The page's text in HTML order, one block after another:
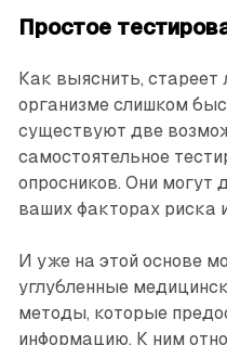
Простое
Как выяснить, стареет
организме слишком
существуют две
самостоятельное
опросников. Они могут
ваших факторах риска
И уже на этой основе
углубленные
методы, которые
информацию. К ним